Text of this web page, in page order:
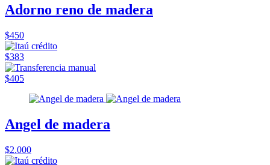
Adorno reno de madera
$450
$383
$405
Angel de madera
$2.000